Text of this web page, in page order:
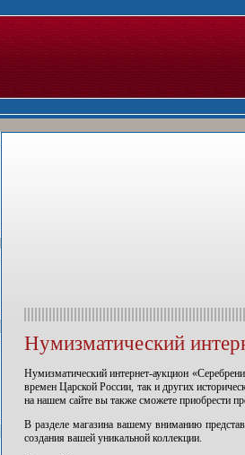
Нумизматический
Нумизматический интернет-аукцион
времен Царской России, так и других
на нашем сайте вы также сможете приобрести
В разделе магазина вашему вниманию
создания вашей уникальной коллекции.